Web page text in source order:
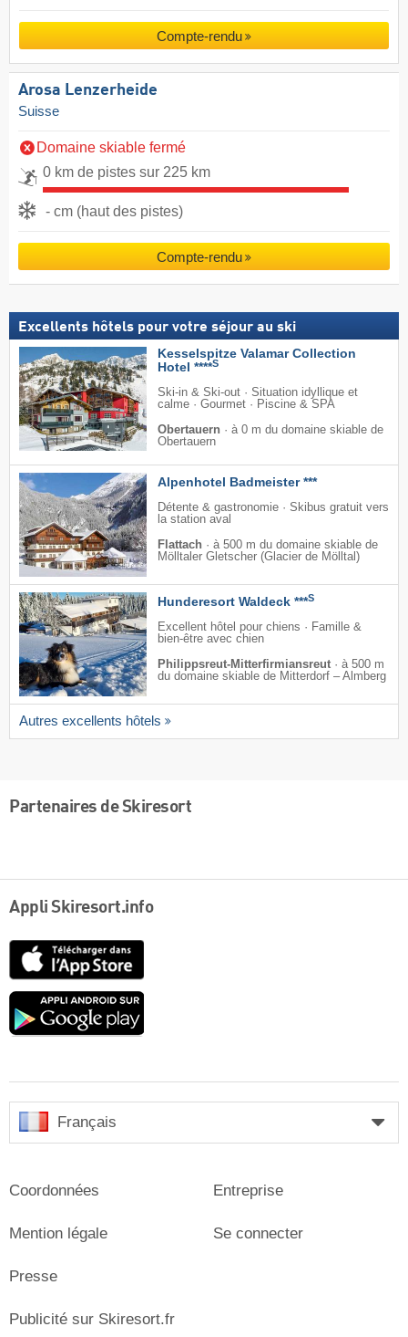
Compte-rendu
Arosa Lenzerheide
Suisse
Domaine skiable fermé
0 km de pistes sur 225 km
- cm (haut des pistes)
Compte-rendu
Excellents hôtels pour votre séjour au ski
Kesselspitze Valamar Collection
Hotel ****S
Ski-in & Ski-out · Situation idyllique et
calme · Gourmet · Piscine & SPA
Obertauern · à 0 m du domaine skiable de
Obertauern
Alpenhotel Badmeister ***
Détente & gastronomie · Skibus gratuit vers
la station aval
Flattach · à 500 m du domaine skiable de
Mölltaler Gletscher (Glacier de Mölltal)
Hunderesort Waldeck ***S
Excellent hôtel pour chiens · Famille &
bien-être avec chien
Philippsreut-Mitterfirmiansreut · à 500 m
du domaine skiable de Mitterdorf – Almberg
Autres excellents hôtels
Partenaires de Skiresort
Appli Skiresort.info
Google
Français
Coordonnées
Mention légale
Presse
Entreprise
Se connecter
Publicité sur Skiresort.fr